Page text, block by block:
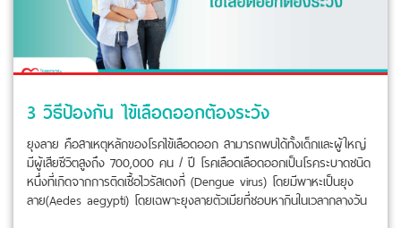
3 วิธีป้องกัน ไข้เลือดออกต้องระวัง
ยุงลาย คือสาเหตุหลักของโรคไข้เลือดออก สามารถพบได้ทั้งเด็กและผู้ใหญ่
มีผู้เสียชีวิตสูงถึง 700,000 คน / ปี โรคเลือดเลือดออกเป็นโรคระบาดชนิด
หนึ่งที่เกิดจากการติดเชื้อไวรัสเดงกี่ (Dengue virus) โดยมีพาหะเป็นยุง
ลาย(Aedes aegypti) โดยเฉพาะยุงลายตัวเมียที่ชอบหากินในเวลากลางวัน